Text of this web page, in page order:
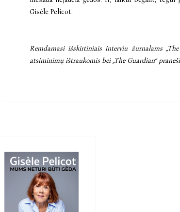
Gisèle Pelicot.
Remdamasi išskirtiniais interviu žurnalams
atsiminimų ištraukomis bei „The Guardian“